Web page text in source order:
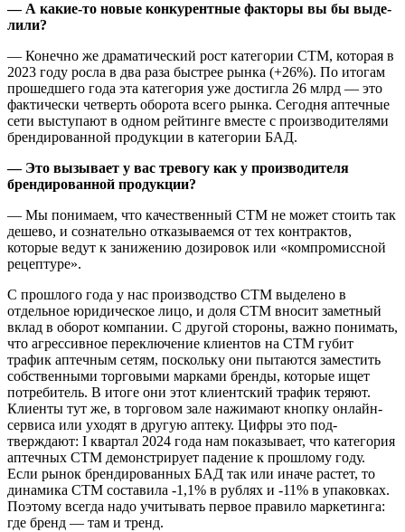
— А какие-то новые конку­рентные факторы вы бы выде­
лили?
— Конечно же драматический рост категории СТМ, которая в
2023 году росла в два раза быстрее рынка (+26%). По итогам
прошедшего года эта категория уже достигла 26 млрд — это
фактически четверть оборота всего рынка. Сегодня аптечные
сети выступают в одном рейтинге вместе с производителями
брендирован­ной продукции в категории БАД.
— Это вызывает у вас тревогу как у производителя
брендиро­ванной продукции?
— Мы понимаем, что качествен­ный СТМ не может стоить так
дешево, и сознательно отказываем­ся от тех контрактов,
которые ведут к занижению дозировок или «ком­промиссной
рецептуре».
С прошлого года у нас произ­водство СТМ выделено в
отдельное юридическое лицо, и доля СТМ вносит заметный
вклад в обо­рот компании. С другой стороны, важно понимать,
что агрессивное переключение клиентов на СТМ губит
трафик аптечным сетям, поскольку они пытаются заме­стить
собственными торговыми марками бренды, которые ищет
потребитель. В итоге они этот кли­ентский трафик теряют.
Клиенты тут же, в торговом зале нажимают кнопку онлайн-
сервиса или уходят в другую аптеку. Цифры это под­
тверждают: I квартал 2024 года нам показывает, что категория
аптеч­ных СТМ демонстрирует падение к прошлому году.
Если рынок брен­дированных БАД так или иначе растет, то
динамика СТМ составила -1,1% в рублях и -11% в упаковках.
Поэтому всегда надо учитывать первое правило маркетинга:
где бренд — там и тренд.